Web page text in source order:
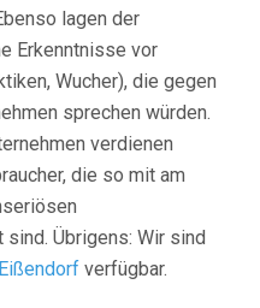
lagen der
Erkenntnisse vor
Wucher), die gegen
sprechen würden.
verdienen
die so mit am
Übrigens: Wir sind
verfügbar.